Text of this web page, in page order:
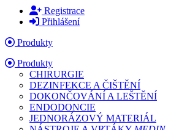
Registrace
Přihlášení
Produkty
Produkty
CHIRURGIE
DEZINFEKCE A ČIŠTĚNÍ
DOKONČOVÁNÍ A LEŠTĚNÍ
ENDODONCIE
JEDNORÁZOVÝ MATERIÁL